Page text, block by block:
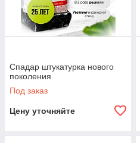
Спадар штукатурка нового
поколения
Под заказ
Цену уточняйте